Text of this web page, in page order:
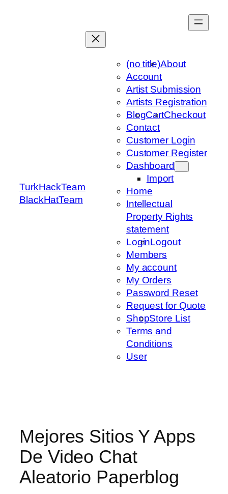
TurkHackTeam
BlackHatTeam
(no title)About
Account
Artist Submission
Artists Registration
BlogCartCheckout
Contact
Customer Login
Customer Register
Dashboard
Import
Home
Intellectual
Property Rights
statement
LoginLogout
Members
My account
My Orders
Password Reset
Request for Quote
ShopStore List
Terms and
Conditions
User
Mejores Sitios Y Apps
De Video Chat
Aleatorio Paperblog